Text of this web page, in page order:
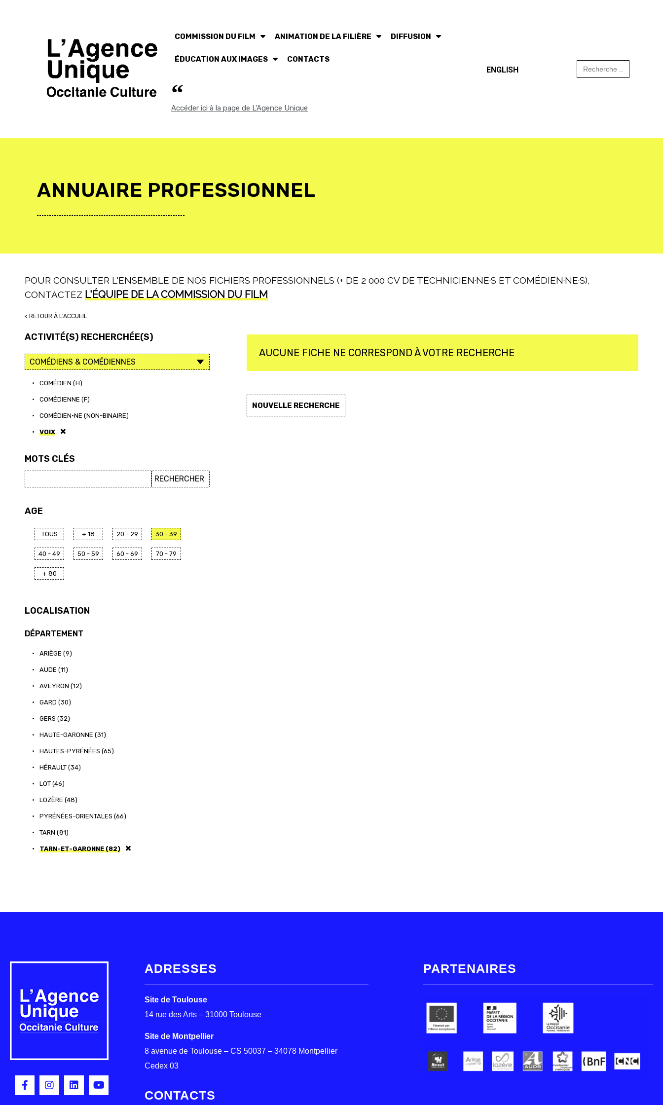
COMMISSION DU FILM ANIMATION DE LA FILIÈRE DIFFUSION
ÉDUCATION AUX IMAGES CONTACTS
Accéder ici à la page de L'Agence Unique
ENGLISH
Search
for:
ANNUAIRE PROFESSIONNEL
POUR CONSULTER L'ENSEMBLE DE NOS FICHIERS PROFESSIONNELS (+ DE 2 000 CV DE TECHNICIEN·NE·S ET COMÉDIEN·NE·S),
CONTACTEZ L'ÉQUIPE DE LA COMMISSION DU FILM
< RETOUR À L'ACCUEIL
ACTIVITÉ(S) RECHERCHÉE(S)
• COMÉDIEN (H)
• COMÉDIENNE (F)
• COMÉDIEN·NE (NON-BINAIRE)
• VOIX
MOTS CLÉS
AGE
TOUS + 18 20 - 29 30 - 39
40 - 49 50 - 59 60 - 69 70 - 79
+ 80
LOCALISATION
DÉPARTEMENT
• ARIÈGE (9)
• AUDE (11)
• AVEYRON (12)
• GARD (30)
• GERS (32)
• HAUTE-GARONNE (31)
• HAUTES-PYRÉNÉES (65)
• HÉRAULT (34)
• LOT (46)
• LOZÈRE (48)
• PYRÉNÉES-ORIENTALES (66)
• TARN (81)
• TARN-ET-GARONNE (82)
AUCUNE FICHE NE CORRESPOND À VOTRE RECHERCHE
NOUVELLE RECHERCHE
ADRESSES
Site de Toulouse
14 rue des Arts – 31000 Toulouse
Site de Montpellier
8 avenue de Toulouse – CS 50037 – 34078 Montpellier
Cedex 03
CONTACTS
PARTENAIRES